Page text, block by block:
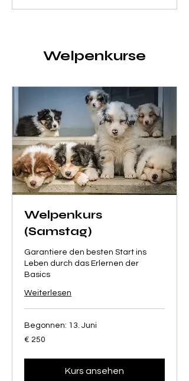
Welpenkurse
Welpenkurs
(Samstag)
Garantiere den besten Start ins
Leben durch das Erlernen der
Basics
Weiterlesen
Begonnen: 13. Juni
250
Euro
€ 250
Kurs ansehen